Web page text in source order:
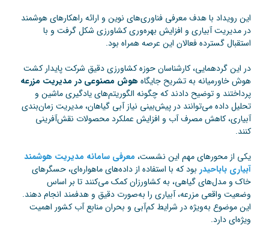
این رویداد با هدف معرفی فناوری‌های نوین و ارائه راهکارهای هوشمند
در مدیریت آبیاری و افزایش بهره‌وری کشاورزی شکل گرفت و با
استقبال گسترده فعالان این عرصه همراه بود.
در این گردهمایی، کارشناسان حوزه کشاورزی دقیق شرکت پایدار کشت
هوش خاورمیانه به تشریح جایگاه هوش مصنوعی در مدیریت مزرعه
پرداختند و توضیح دادند که چگونه الگوریتم‌های یادگیری ماشین و
تحلیل داده می‌توانند در پیش‌بینی نیاز آبی گیاهان، مدیریت زمان‌بندی
آبیاری، کاهش مصرف آب و افزایش عملکرد محصولات نقش‌آفرینی
کنند.
یکی از محورهای مهم این نشست، معرفی سامانه‌ مدیریت هوشمند
آبیاری باباحیدر بود که با استفاده از داده‌های ماهواره‌ای، حسگرهای
خاک و مدل‌های گیاهی، به کشاورزان کمک می‌کنند تا بر اساس
وضعیت واقعی مزرعه، آبیاری را به‌صورت دقیق و هدفمند انجام دهند.
این موضوع به‌ویژه در شرایط کم‌آبی و بحران منابع آب کشور اهمیت
ویژه‌ای دارد.